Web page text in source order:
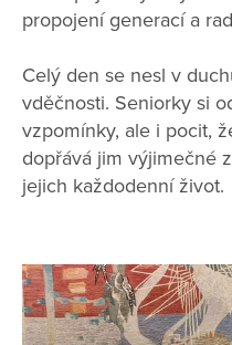
propojení generací a
Celý den se nesl v
vděčnosti. Seniorky si
vzpomínky, ale i pocit,
dopřává jim výjimečné
jejich každodenní život.